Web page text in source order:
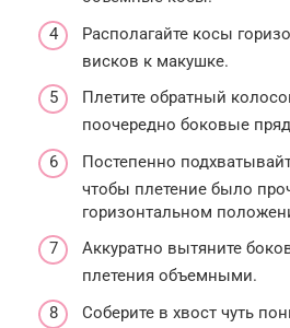
Располагайте косы
висков к макушке.
Плетите обратный
поочередно боковые
Постепенно
чтобы плетение было
горизонтальном
Аккуратно вытяните
плетения объемными.
Соберите в хвост чуть